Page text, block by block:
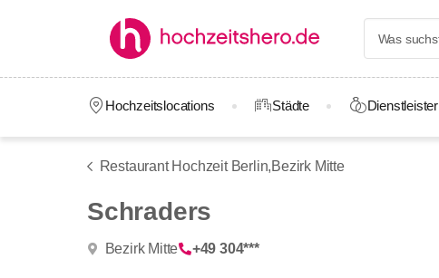
Hochzeitslocations Städte Dienstleister
Restaurant Hochzeit Berlin,Bezirk Mitte
Schraders
Bezirk Mitte +49 304***